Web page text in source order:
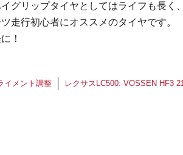
グリップタイヤとしてはライフも長く
行初心者にオススメのタイヤです。
！
イメント調整 レクサスLC500: VOSSEN HF3